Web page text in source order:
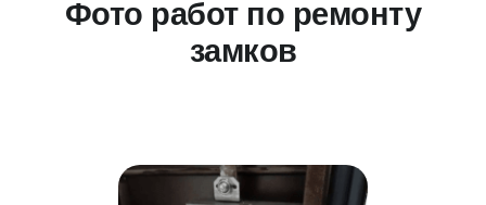
Фото работ по ремонту
замков